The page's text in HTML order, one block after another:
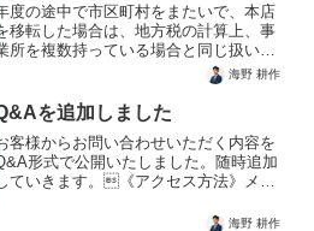
度の途中で市区町村をまたいで、本店
移転した場合は、地方税の計算上、事
所を複数持っている場合と同じ扱いに
なり、計算（申告書の作成）が複雑にな
ります。市区町村をまたいで本店を移転
た場合の申告の違い本店のみの事業所
が１つしかない法人と、本...
海野 耕作
を追加しました
客様からお問い合わせいただく内容を
形式で公開いたしました。随時追加
ていきます。《アクセス方法》メニ
海野 耕作